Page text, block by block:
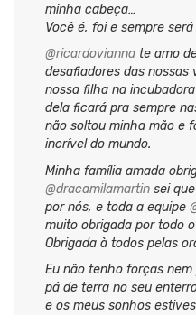
minha cabeça…
Você é, foi e sempre será
@ricardovianna te amo
desafiadores das
nossa filha na
dela ficará pra sempre
não soltou minha mão e
incrível do mundo.
Minha família amada
@dracamilamartin sei
por nós, e toda a equipe
muito obrigada por todo
Obrigada à todos pelas
Eu não tenho forças
pá de terra no seu
e os meus sonhos